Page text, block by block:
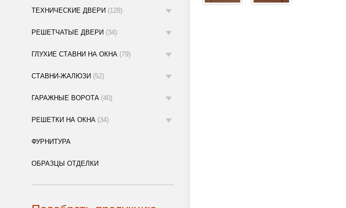
ТЕХНИЧЕСКИЕ ДВЕРИ (128)
РЕШЕТЧАТЫЕ ДВЕРИ (34)
ГЛУХИЕ СТАВНИ НА ОКНА (79)
СТАВНИ-ЖАЛЮЗИ (52)
ГАРАЖНЫЕ ВОРОТА (40)
РЕШЕТКИ НА ОКНА (34)
ФУРНИТУРА
ОБРАЗЦЫ ОТДЕЛКИ